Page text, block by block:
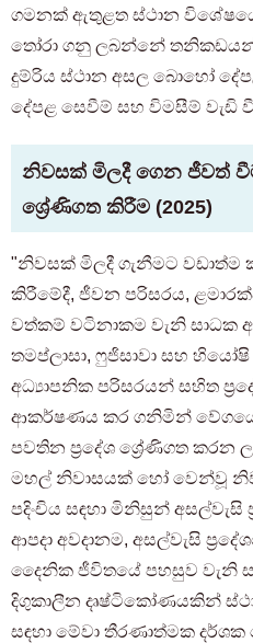
ගමනක් ඇතුළත ස්ථාන
තෝරා ගනු ලබන්නේ
දුම්රිය ස්ථාන අසල බොහෝ
දේපළ සෙවීම් සහ විමසීම් වැඩි
නිවසක් මිලදී ගෙන ජීවත්
ශ්‍රේණිගත කිරීම (2025)
"නිවසක් මිලදී ගැනීමට වඩාත්ම
කිරීමේදී, ජීවන පරිසරය,
වත්කම් වටිනාකම වැනි සාධක
තමප්ලාසා, ෆුජිසාවා සහ
අධ්‍යාපනික පරිසරයන් සහිත
ආකර්ෂණය කර ගනිමින්
පවතින ප්‍රදේශ ශ්‍රේණිගත කරන
මහල් නිවාසයක් හෝ වෙන්වූ
පදිංචිය සඳහා මිනිසුන් අසල්වැසි
ආපදා අවදානම, අසල්වැසි
දෛනික ජීවිතයේ පහසුව වැනි
දිගුකාලීන දෘෂ්ටිකෝණයකින්
සඳහා මේවා තීරණාත්මක දර්ශක